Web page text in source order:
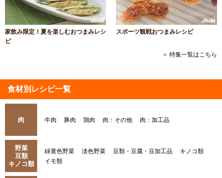
家飲み限定！夏を楽しむおつまみレシ
ピ
スポーツ観戦おつまみレシピ
＞ 特集一覧はこちら
食材別レシピ一覧
肉 牛肉 豚肉 鶏肉 肉：その他 肉：加工品
野菜
豆類
キノコ類
緑黄色野菜 淡色野菜 豆類・豆腐・豆加工品
キノコ類
イモ類